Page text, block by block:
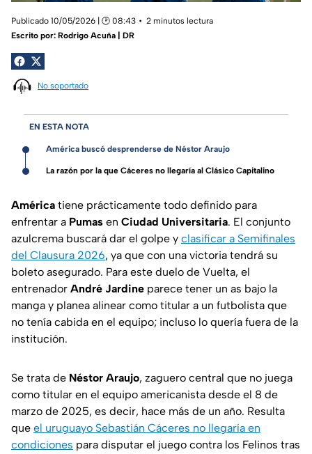
Publicado 10/05/2026 | 🕑 08:43
2 minutos lectura
Escrito por: Rodrigo Acuña | DR
No soportado
EN ESTA NOTA
América buscó desprenderse de Néstor Araujo
La razón por la que Cáceres no llegaría al Clásico Capitalino
América tiene prácticamente todo definido para
enfrentar a Pumas en Ciudad Universitaria. El conjunto
azulcrema buscará dar el golpe y clasificar a Semifinales
del Clausura 2026, ya que con una victoria tendrá su
boleto asegurado. Para este duelo de Vuelta, el
entrenador André Jardine parece tener un as bajo la
manga y planea alinear como titular a un futbolista que
no tenía cabida en el equipo; incluso lo quería fuera de la
institución.
Se trata de Néstor Araujo, zaguero central que no juega
como titular en el equipo americanista desde el 8 de
marzo de 2025, es decir, hace más de un año. Resulta
que el uruguayo Sebastián Cáceres no llegaría en
condiciones para disputar el juego contra los Felinos tras